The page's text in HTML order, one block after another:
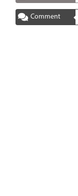
Comment